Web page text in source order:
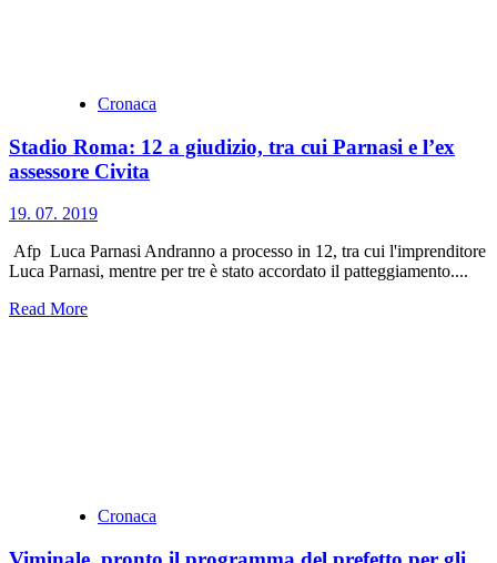
Cronaca
Stadio Roma: 12 a giudizio, tra cui Parnasi e l’ex
assessore Civita
19. 07. 2019
Afp Luca Parnasi Andranno a processo in 12, tra cui l'imprenditore
Luca Parnasi, mentre per tre è stato accordato il patteggiamento....
Read More
Cronaca